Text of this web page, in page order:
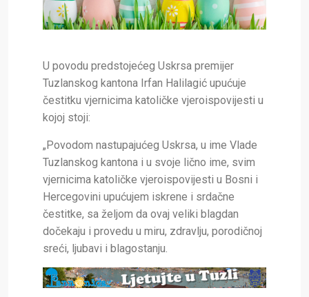
U povodu predstojećeg Uskrsa premijer
Tuzlanskog kantona Irfan Halilagić upućuje
čestitku vjernicima katoličke vjeroispovijesti u
kojoj stoji:
„Povodom nastupajućeg Uskrsa, u ime Vlade
Tuzlanskog kantona i u svoje lično ime, svim
vjernicima katoličke vjeroispovijesti u Bosni i
Hercegovini upućujem iskrene i srdačne
čestitke, sa željom da ovaj veliki blagdan
dočekaju i provedu u miru, zdravlju, porodičnoj
sreći, ljubavi i blagostanju.